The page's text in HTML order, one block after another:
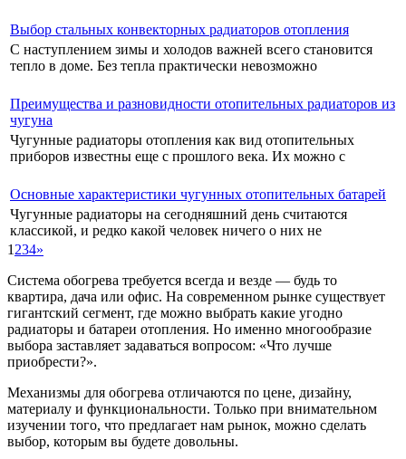
Выбор стальных конвекторных радиаторов отопления
С наступлением зимы и холодов важней всего становится
тепло в доме. Без тепла практически невозможно
Преимущества и разновидности отопительных радиаторов из
чугуна
Чугунные радиаторы отопления как вид отопительных
приборов известны еще с прошлого века. Их можно с
Основные характеристики чугунных отопительных батарей
Чугунные радиаторы на сегодняшний день считаются
классикой, и редко какой человек ничего о них не
1 234»
Система обогрева требуется всегда и везде — будь то
квартира, дача или офис. На современном рынке существует
гигантский сегмент, где можно выбрать какие угодно
радиаторы и батареи отопления. Но именно многообразие
выбора заставляет задаваться вопросом: «Что лучше
приобрести?».
Механизмы для обогрева отличаются по цене, дизайну,
материалу и функциональности. Только при внимательном
изучении того, что предлагает нам рынок, можно сделать
выбор, которым вы будете довольны.